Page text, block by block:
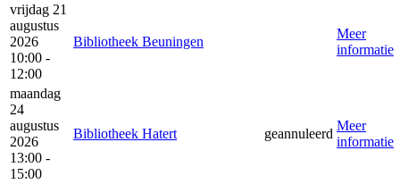
vrijdag 21
augustus
2026
10:00 -
12:00
Bibliotheek Beuningen
Meer
informatie
maandag
24
augustus
2026
13:00 -
15:00
Bibliotheek Hatert geannuleerd
Meer
informatie